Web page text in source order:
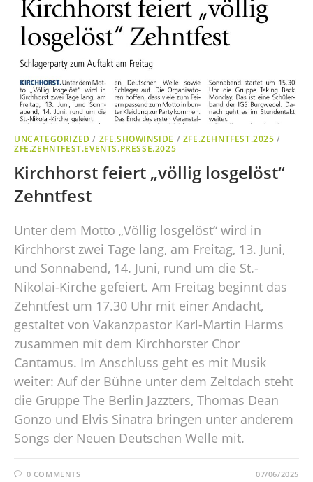
UNCATEGORIZED / ZFE.SHOWINSIDE / ZFE.ZEHNTFEST.2025 /
ZFE.ZEHNTFEST.EVENTS.PRESSE.2025
Kirchhorst feiert „völlig losgelöst“
Zehntfest
Unter dem Motto „Völlig losgelöst“ wird in
Kirchhorst zwei Tage lang, am Freitag, 13. Juni,
und Sonnabend, 14. Juni, rund um die St.-
Nikolai-Kirche gefeiert. Am Freitag beginnt das
Zehntfest um 17.30 Uhr mit einer Andacht,
gestaltet von Vakanzpastor Karl-Martin Harms
zusammen mit dem Kirchhorster Chor
Cantamus. Im Anschluss geht es mit Musik
weiter: Auf der Bühne unter dem Zeltdach steht
die Gruppe The Berlin Jazzters, Thomas Dean
Gonzo und Elvis Sinatra bringen unter anderem
Songs der Neuen Deutschen Welle mit.
0 COMMENTS 07/06/2025